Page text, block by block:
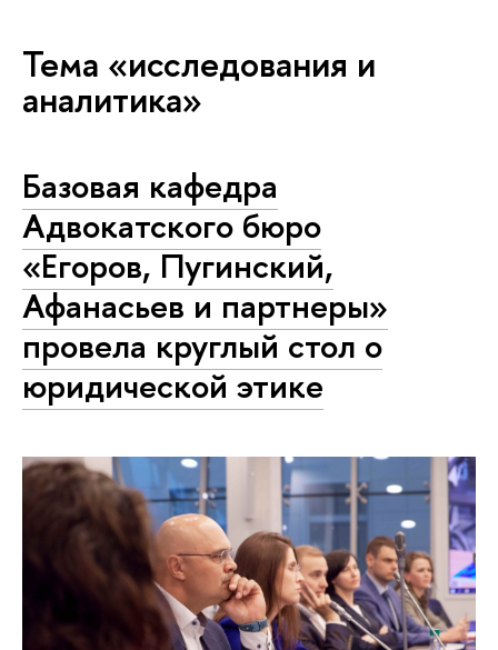
Тема «исследования и
аналитика»
Базовая кафедра
Адвокатского бюро
«Егоров, Пугинский,
Афанасьев и партнеры»
провела круглый стол о
юридической этике